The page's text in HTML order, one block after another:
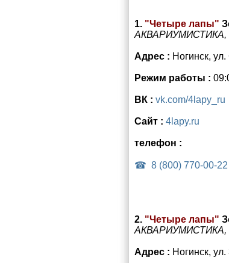
1. "Четыре лапы"
Адрес : Ногинск,
Режим работы :
ВК : vk.com/4lapy_ru
Сайт : 4lapy.ru
телефон :
8 (800) 770-00-22
2. "Четыре лапы"
Адрес : Ногинск,